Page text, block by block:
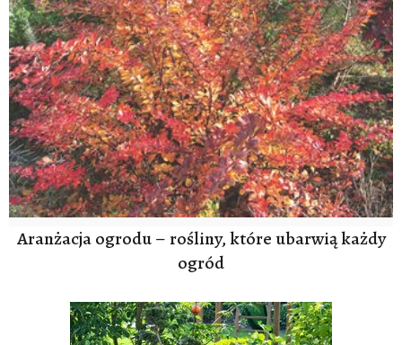
Aranżacja ogrodu – rośliny, które ubarwią każdy
ogród